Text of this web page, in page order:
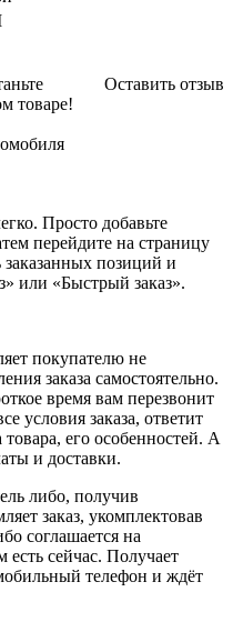
Оставить отзыв
товаре!
Просто добавьте
перейдите на страницу
заказанных позиций и
или «Быстрый заказ».
покупателю не
заказа самостоятельно.
время вам перезвонит
условия заказа, ответит
его особенностей. А
и доставки.
либо, получив
заказ, укомплектовав
соглашается на
сейчас. Получает
телефон и ждёт